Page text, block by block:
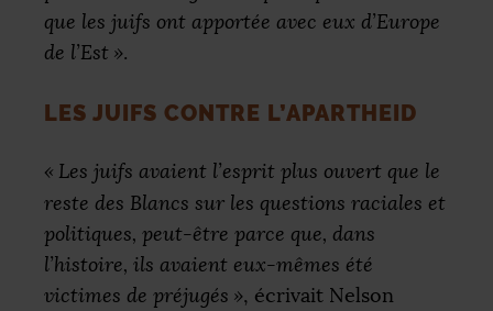
que les juifs ont apportée avec eux d’Europe
de l’Est ».
LES JUIFS CONTRE L’APARTHEID
« Les juifs avaient l’esprit plus ouvert que le
reste des Blancs sur les questions raciales et
politiques, peut-être parce que, dans
l’histoire, ils avaient eux-mêmes été
victimes de préjugés », écrivait Nelson